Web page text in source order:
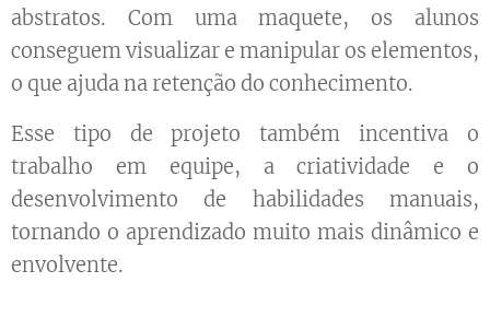
abstratos. Com uma maquete, os alunos
conseguem visualizar e manipular os elementos,
o que ajuda na retenção do conhecimento.
Esse tipo de projeto também incentiva o
trabalho em equipe, a criatividade e o
desenvolvimento de habilidades manuais,
tornando o aprendizado muito mais dinâmico e
envolvente.